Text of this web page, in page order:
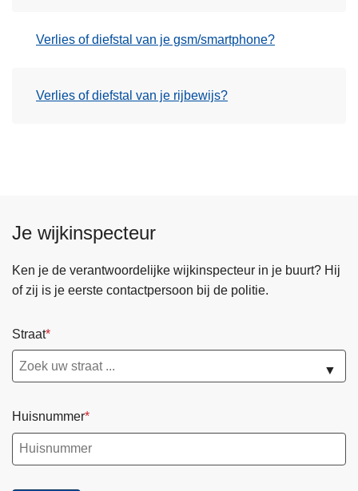
Verlies of diefstal van je gsm/smartphone?
Verlies of diefstal van je rijbewijs?
Je wijkinspecteur
Ken je de verantwoordelijke wijkinspecteur in je buurt? Hij
of zij is je eerste contactpersoon bij de politie.
Straat
▼
Huisnummer